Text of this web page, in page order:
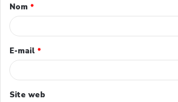
Nom *
E-mail *
Site web